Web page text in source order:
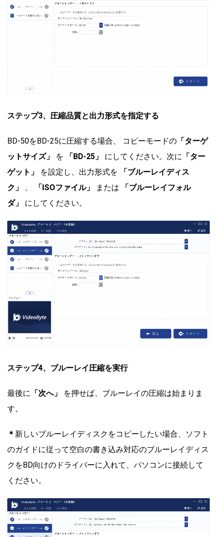
ステップ3、 圧縮品質と出力形式を指定する
BD-50をBD-25に圧縮する場合、 コピーモードの 「ターゲ
ットサイズ」
を 「BD-25」 にしてください。次に 「ター
ゲット」
を設定し、出力形式を
「ブルーレイディス
ク」
「ISOファイル」 または
「ブルーレイフォル
ダ」
にしてください。
ステップ4、 ブルーレイ圧縮を実行
最後に 「次へ」
を押せば、ブルーレイの圧縮は始まりま
す。
＊ 新しいブルーレイディスクをコピーしたい場合、ソフト
のガイドに従って空白の書き込み対応のブルーレイディス
クをBD向けのドライバーに入れて、パソコンに接続して
ください。